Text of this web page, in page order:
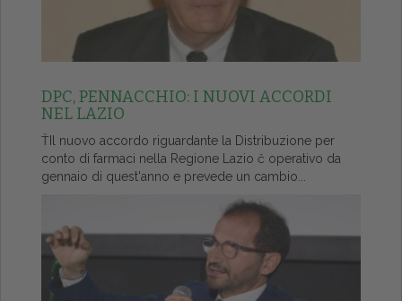
DPC, PENNACCHIO: I NUOVI ACCORDI
NEL LAZIO
ŤIl nuovo accordo riguardante la Distribuzione per
conto di farmaci nella Regione Lazio č operativo da
gennaio di quest'anno e prevede un cambio...